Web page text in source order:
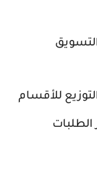
للأقسام